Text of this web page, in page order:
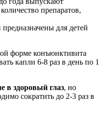
препаратов,
для детей
форме конъюнктивита
капли 6-8 раз в день по 1
в здоровый глаз, но
сократить до 2-3 раз в